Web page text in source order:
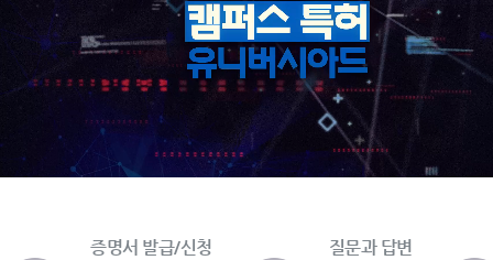
증명서 발급/신청 질문과 답변